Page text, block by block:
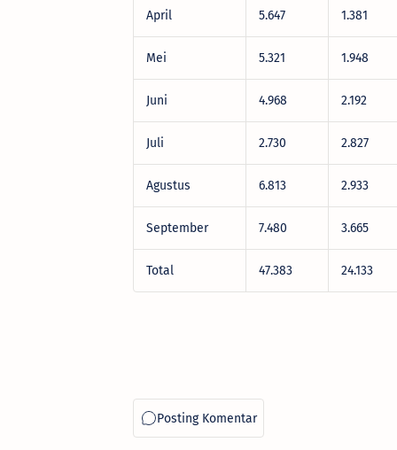
April 5.647 1.381
Mei 5.321 1.948
Juni 4.968 2.192
Juli 2.730 2.827
Agustus 6.813 2.933
September 7.480 3.665
Total 47.383 24.133